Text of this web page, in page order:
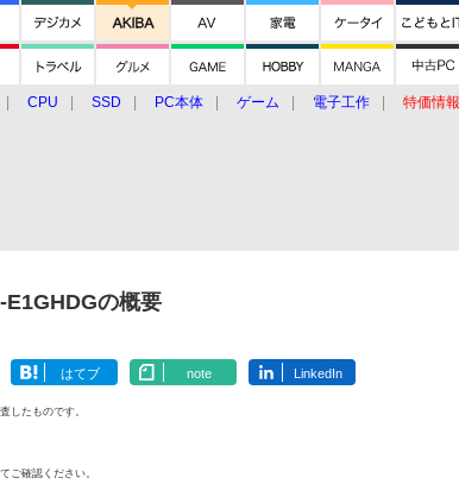
CPU SSD PC本体 ゲーム 電子工作 特価情報
の概要
はてブ note LinkedIn
したものです。
ご確認ください。